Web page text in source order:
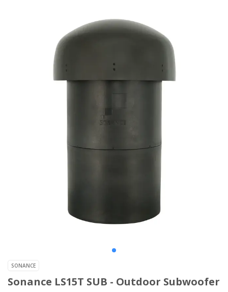
SONANCE
Sonance LS15T SUB - Outdoor Subwoofer